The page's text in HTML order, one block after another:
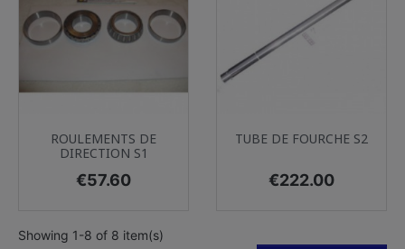
ROULEMENTS DE
DIRECTION S1
Price
€57.60
TUBE DE FOURCHE S2
Price
€222.00
Showing 1-8 of 8 item(s)